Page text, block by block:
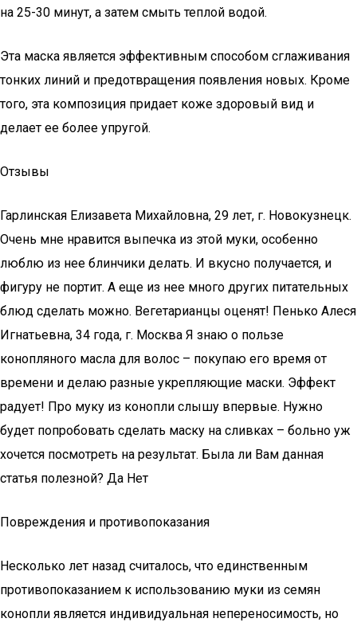
на 25-30 минут, а затем смыть теплой водой.
Эта маска является эффективным способом сглаживания
тонких линий и предотвращения появления новых. Кроме
того, эта композиция придает коже здоровый вид и
делает ее более упругой.
Отзывы
Гарлинская Елизавета Михайловна, 29 лет, г. Новокузнецк.
Очень мне нравится выпечка из этой муки, особенно
люблю из нее блинчики делать. И вкусно получается, и
фигуру не портит. А еще из нее много других питательных
блюд сделать можно. Вегетарианцы оценят! Пенько Алеся
Игнатьевна, 34 года, г. Москва Я знаю о пользе
конопляного масла для волос – покупаю его время от
времени и делаю разные укрепляющие маски. Эффект
радует! Про муку из конопли слышу впервые. Нужно
будет попробовать сделать маску на сливках – больно уж
хочется посмотреть на результат. Была ли Вам данная
статья полезной? Да Нет
Повреждения и противопоказания
Несколько лет назад считалось, что единственным
противопоказанием к использованию муки из семян
конопли является индивидуальная непереносимость, но